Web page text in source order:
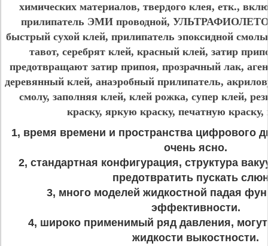
химических материалов, твердого клея, етк.,
прилипатель ЭМИ проводной,
быстрый сухой клей, прилипатель эпоксидной
тавот, серебрят клей, красный клей, затир
предотвращают затир припоя, прозрачный лак,
деревянный клей, анаэробный прилипатель,
смолу, заполняя клей, клей рожка, супер клей,
краску, яркую краску, печатную краску,
1, время времени и пространства цифрового
очень ясно.
2, стандартная конфигурация, структура
предотвратить пускать
3, много моделей жидкостной падая
эффективности.
4, широко применимый ряд давления,
жидкости выкостности.